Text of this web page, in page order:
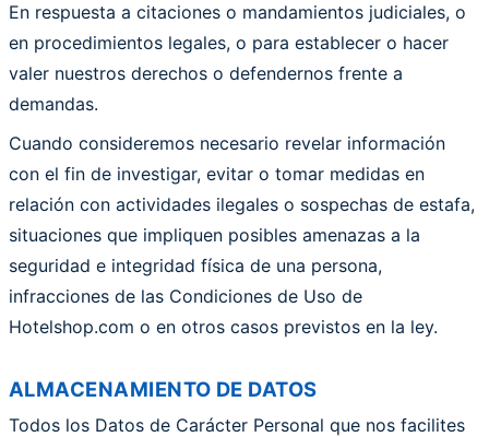
En respuesta a citaciones o mandamientos judiciales, o
en procedimientos legales, o para establecer o hacer
valer nuestros derechos o defendernos frente a
demandas.
Cuando consideremos necesario revelar información
con el fin de investigar, evitar o tomar medidas en
relación con actividades ilegales o sospechas de estafa,
situaciones que impliquen posibles amenazas a la
seguridad e integridad física de una persona,
infracciones de las Condiciones de Uso de
Hotelshop.com o en otros casos previstos en la ley.
ALMACENAMIENTO DE DATOS
Todos los Datos de Carácter Personal que nos facilites